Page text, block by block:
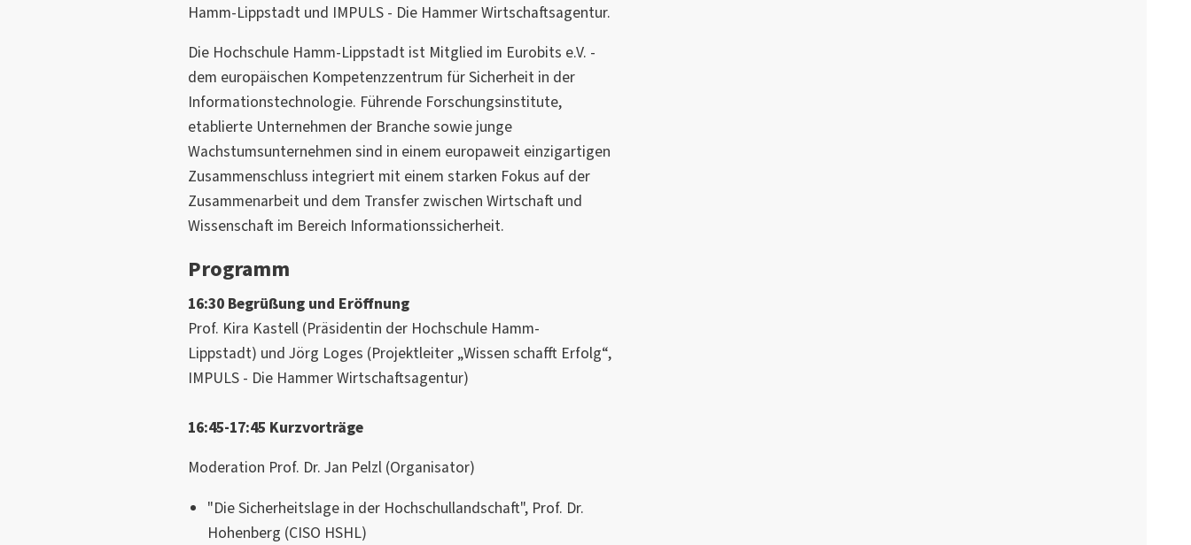
Hamm-Lippstadt und IMPULS - Die Hammer Wirtschaftsagentur.
Die Hochschule Hamm-Lippstadt ist Mitglied im Eurobits e.V. -
dem europäischen Kompetenzzentrum für Sicherheit in der
Informationstechnologie. Führende Forschungsinstitute,
etablierte Unternehmen der Branche sowie junge
Wachstumsunternehmen sind in einem europaweit einzigartigen
Zusammenschluss integriert mit einem starken Fokus auf der
Zusammenarbeit und dem Transfer zwischen Wirtschaft und
Wissenschaft im Bereich Informationssicherheit.
Programm
16:30 Begrüßung und Eröffnung
Prof. Kira Kastell (Präsidentin der Hochschule Hamm-
Lippstadt) und Jörg Loges (Projektleiter „Wissen schafft Erfolg“,
IMPULS - Die Hammer Wirtschaftsagentur)
16:45-17:45 Kurzvorträge
Moderation Prof. Dr. Jan Pelzl (Organisator)
"Die Sicherheitslage in der Hochschullandschaft", Prof. Dr.
Hohenberg (CISO HSHL)